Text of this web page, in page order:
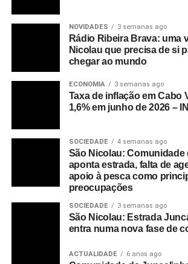
NOVIDADES 3 semanas ago
Rádio Ribeira Brava: uma
Nicolau que precisa de si
chegar ao mundo
ECONOMIA 3 semanas ago
Taxa de inflação em Cabo
1,6% em junho de 2026 –
SOCIEDADE 4 semanas ago
São Nicolau: Comunidade
aponta estrada, falta de
apoio à pesca como
preocupações
SOCIEDADE 3 semanas ago
São Nicolau: Estrada
entra numa nova fase de
ACTUALIDADE 6 anos ago